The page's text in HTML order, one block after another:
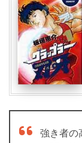
強き者の